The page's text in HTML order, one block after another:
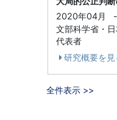
2020年04月
-
文部科学省・
代表者
研究概要を見
全件表示 >>